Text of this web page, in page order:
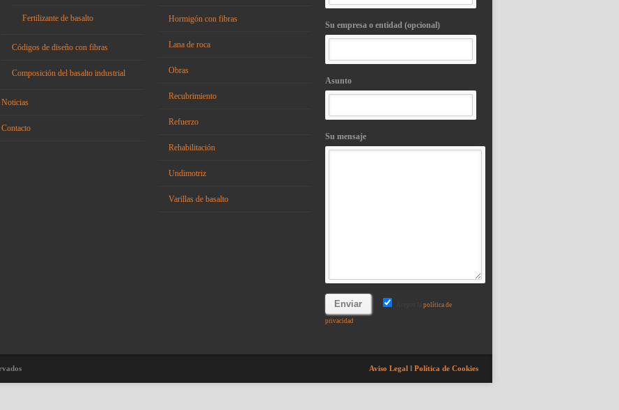
Fertilizante de basalto
Códigos de diseño con fibras
Composición del basalto industrial
Noticias
Contacto
Hormigón con fibras
Lana de roca
Obras
Recubrimiento
Refuerzo
Rehabilitación
Undimotriz
Varillas de basalto
Su empresa o entidad (opcional)
Asunto
Su mensaje
política de
privacidad
Aviso Legal l Política de Cookies